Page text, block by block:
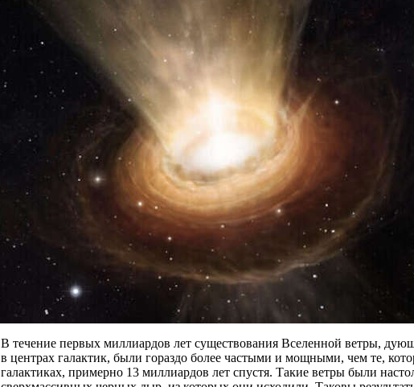
В течение первых миллиардов лет существования Вселенной ветры,
в центрах галактик, были гораздо более частыми и мощными, чем те,
галактиках, примерно 13 миллиардов лет спустя. Такие ветры были